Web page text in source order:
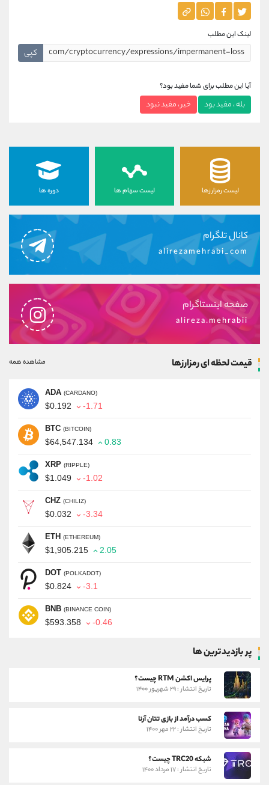
لینک این مطلب
کپی
آیا این مطلب برای شما مفید بود؟
بله ، مفید بود خیر ، مفید نبود
لیست رمزارزها لیست سهام ها دوره ها
کانال تلگرام
alirezamehrabi_com
صفحه اینستاگرام
alireza.mehrabii
قیمت لحظه ای رمزارزها مشاهده همه
ADA (CARDANO)
$0.192 -1.71
BTC (BITCOIN)
$64,547.134 0.83
XRP (RIPPLE)
$1.049 -1.02
CHZ (CHILIZ)
$0.032 -3.34
ETH (ETHEREUM)
$1,905.215 2.05
DOT (POLKADOT)
$0.824 -3.1
BNB (BINANCE COIN)
$593.358 -0.46
پر بازدیدترین ها
پرایس اکشن RTM چیست؟
تاریخ انتشار : ۲۹ شهریور ۱۴۰۰
کسب درآمد از بازی تتان آرنا
تاریخ انتشار : ۲۲ مهر ۱۴۰۰
شبکه TRC20 چیست؟
تاریخ انتشار : ۱۷ مرداد ۱۴۰۰